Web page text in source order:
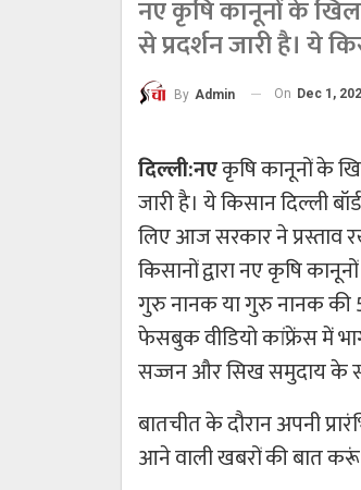
नए कृषि कानूनों के
से प्रदर्शन जारी है। ये
By Admin On Dec 1,
दिल्ली:नएकृषि कानूनों के
जारी है। ये किसान दिल्ली
लिए आज सरकार ने प्रस्ताव
किसानों द्वारा नए कृषि
गुरु नानक या गुरु नानक की
फेसबुक वीडियो कांफ्रेंस में
सज्जन और सिख समुदाय के
बातचीत के दौरान अपनी
आने वाली खबरों की बात करूं